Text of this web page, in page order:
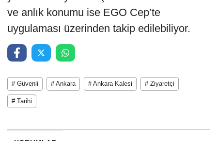
ve anlık konumu ise EGO Cep’te
uygulaması üzerinden takip edilebiliyor.
# Güvenli # Ankara # Ankara Kalesi # Ziyaretçi
# Tarihi